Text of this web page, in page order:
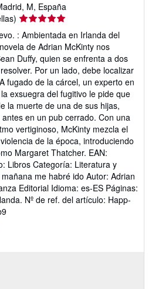
M, España
Calificación
del
vendedor:
5
de
5
estrellas
: Ambientada en Irlanda del
de Adrian McKinty nos
Duffy, quien se enfrenta a dos
Por un lado, debe localizar
fugado de la cárcel, un experto en
exsuegra del fugitivo le pide que
la muerte de una de sus hijas,
en un pub cerrado. Con una
vertiginoso, McKinty mezcla el
de la época, introduciendo
Margaret Thatcher. EAN:
Libros Categoría: Literatura y
me habré ido Autor: Adrian
Editorial Idioma: es-ES Páginas:
Nº de ref. del artículo: Happ-